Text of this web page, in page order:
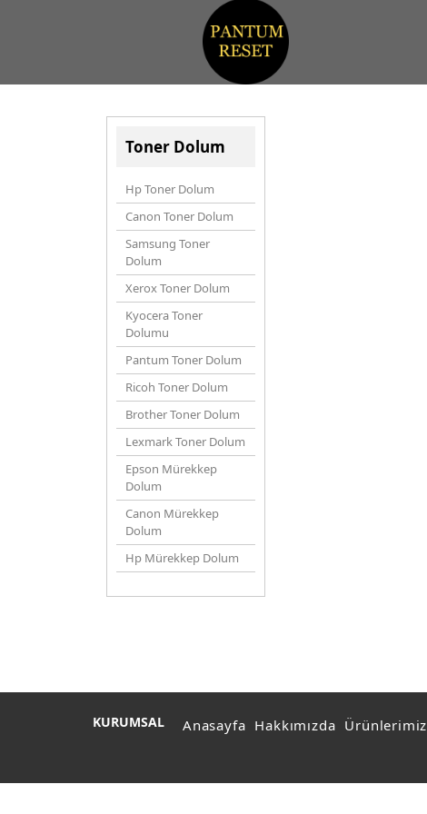
Toner Dolum
Hp Toner Dolum
Canon Toner Dolum
Samsung Toner
Dolum
Xerox Toner Dolum
Kyocera Toner
Dolumu
Pantum Toner Dolum
Ricoh Toner Dolum
Brother Toner Dolum
Lexmark Toner Dolum
Epson Mürekkep
Dolum
Canon Mürekkep
Dolum
Hp Mürekkep Dolum
KURUMSAL Anasayfa Hakkımızda Ürünlerimiz